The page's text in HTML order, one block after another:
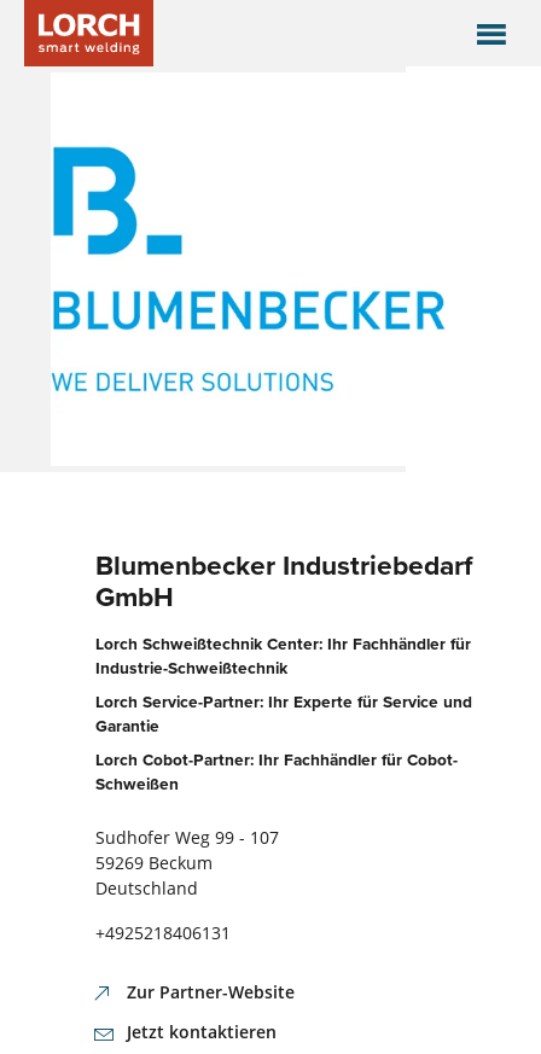
Blumenbecker Industriebedarf
GmbH
Lorch Schweißtechnik Center: Ihr Fachhändler für
Industrie-Schweißtechnik
Lorch Service-Partner: Ihr Experte für Service und
Garantie
Lorch Cobot-Partner: Ihr Fachhändler für Cobot-
Schweißen
Sudhofer Weg 99 - 107
59269 Beckum
Deutschland
+4925218406131
Zur Partner-Website
Jetzt kontaktieren